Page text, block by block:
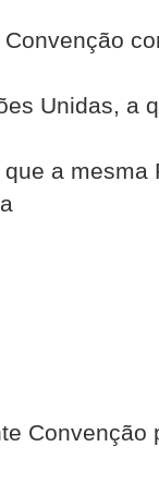
Unidas, a
a mesma
Convenção